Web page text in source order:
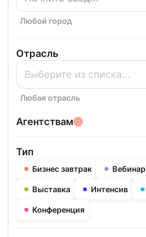
Любой город
Отрасль
Выберите из списка...
Любая отрасль
Агентствам
Тип
Бизнес завтрак Вебинар
Выставка Интенсив
Конференция